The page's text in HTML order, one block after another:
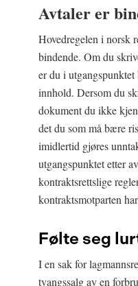
Avtaler er
Hovedregelen i norsk
bindende. Om du
er du i utgangspunktet
innhold. Dersom du
dokument du ikke
det du som må bære
imidlertid gjøres
utgangspunktet etter
kontraktsrettslige
kontraktsmotparten
Følte seg
I en sak for
tvangssalg av en